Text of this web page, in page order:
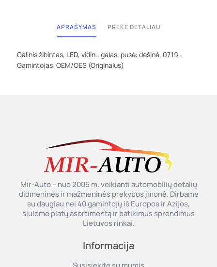
APRAŠYMAS PREKĖ DETALIAU
Galinis žibintas, LED, vidin., galas, pusė: dešinė, 07.19-,
Gamintojas: OEM/OES (Originalus)
Mir-Auto – nuo 2005 m. veikianti automobilių detalių
didmeninės ir mažmeninės prekybos įmonė. Dirbame
su daugiau nei 40 gamintojų iš Europos ir Azijos,
siūlome platų asortimentą ir patikimus sprendimus
Lietuvos rinkai.
Informacija